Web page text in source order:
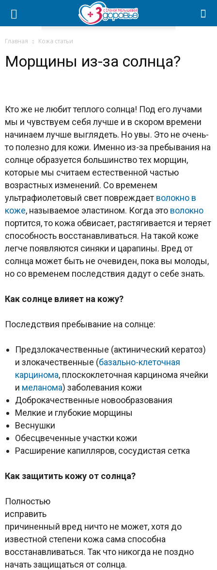
Главная Кожа статьи
Морщины из-за солнца?
Кто же не любит теплого солнца! Под его лучами
мы и чувствуем себя лучше и в скором времени
начинаем лучше выглядеть. Но увы. Это не очень-
то полезно для кожи. Именно из-за пребывания на
солнце образуется большинство тех морщин,
которые мы считаем естественной частью
возрастных изменений. Со временем
ультрафиолетовый свет повреждает волокно в
коже, называемое эластином. Когда это волокно
портится, то кожа обвисает, растягивается и теряет
способность восстанавливаться. На такой коже
легче появляются синяки и царапины. Вред от
солнца может быть не очевиден, пока вы молоды,
но со временем последствия дадут о себе знать.
Как солнце влияет на кожу?
Последствия пребывание на солнце:
Предзлокачественные (актинический кератоз)
и злокачественные (базально-клеточная
карцинома, плоскоклеточная карцинома ячейки
и меланома) заболевания кожи
Доброкачественные новообразования
Мелкие и глубокие морщины
Веснушки
Обесцвеченные участки кожи
Расширение капилляров, сосудистая сетка
Как защитить кожу от солнца?
Полностью
исправить
причиненный вред ничто не может, хотя до
известной степени кожа сама способна
восстанавливаться. Так что никогда не поздно
начать защищаться от солнца.